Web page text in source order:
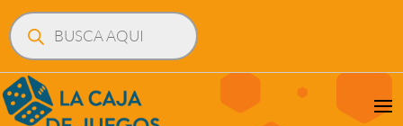
Búsqueda
de
productos